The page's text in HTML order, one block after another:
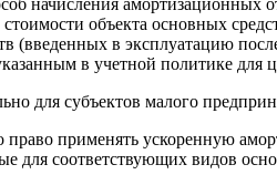
объекта основных
(введенных в эксплуатацию
в учетной политике для
субъектов малого
применять ускоренную
для соответствующих видов